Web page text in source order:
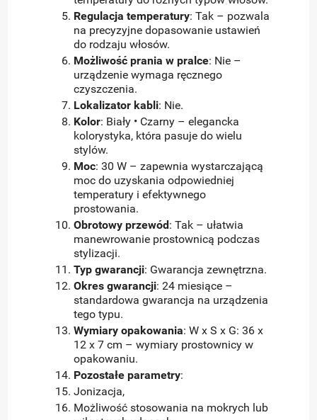
Regulacja temperatury: Tak – pozwala
na precyzyjne dopasowanie ustawień
do rodzaju włosów.
Możliwość prania w pralce: Nie –
urządzenie wymaga ręcznego
czyszczenia.
Lokalizator kabli: Nie.
Kolor: Biały • Czarny – elegancka
kolorystyka, która pasuje do wielu
stylów.
Moc: 30 W – zapewnia wystarczającą
moc do uzyskania odpowiedniej
temperatury i efektywnego
prostowania.
Obrotowy przewód: Tak – ułatwia
manewrowanie prostownicą podczas
stylizacji.
Typ gwarancji: Gwarancja zewnętrzna.
Okres gwarancji: 24 miesiące –
standardowa gwarancja na urządzenia
tego typu.
Wymiary opakowania: W x S x G: 36 x
12 x 7 cm – wymiary prostownicy w
opakowaniu.
Pozostałe parametry:
Jonizacja,
Możliwość stosowania na mokrych lub